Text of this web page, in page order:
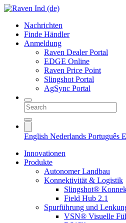
Nachrichten
Finde Händler
Anmeldung
Raven Dealer Portal
EDGE Online
Raven Price Point
Slingshot Portal
AgSync Portal
English Nederlands Português
Innovationen
Produkte
Autonomer Landbau
Konnektivität & Logistik
Slingshot®
Field Hub 2.1
Spurführung und
VSN® Visuelle